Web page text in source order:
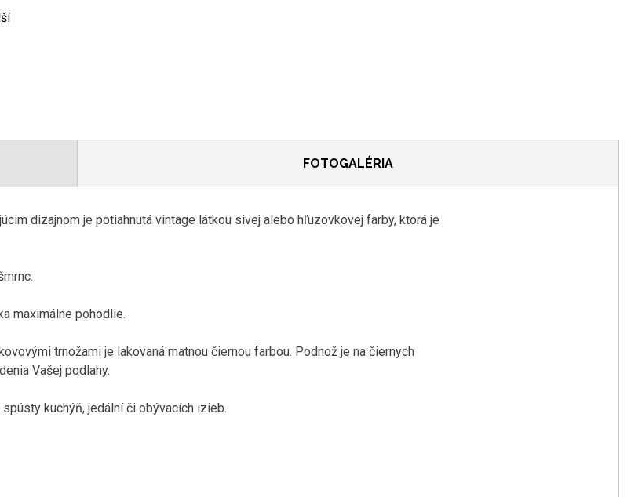
FOTOGALÉRIA
dizajnom je potiahnutá vintage látkou sivej alebo hľuzovkovej farby, ktorá je
maximálne pohodlie.
trnožami je lakovaná matnou čiernou farbou. Podnož je na čiernych
Vašej podlahy.
kuchýň, jedální či obývacích izieb.